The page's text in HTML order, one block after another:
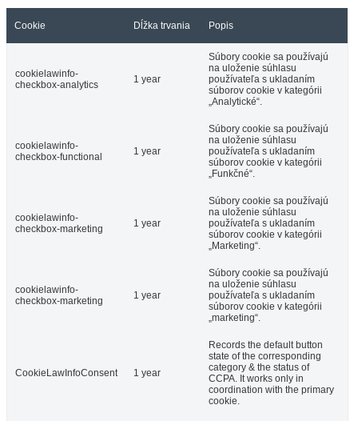
Cookie Dĺžka trvania Popis
cookielawinfo-
checkbox-analytics
1 year
Súbory cookie sa používajú
na uloženie súhlasu
používateľa s ukladaním
súborov cookie v kategórii
„Analytické“.
cookielawinfo-
checkbox-functional
1 year
Súbory cookie sa používajú
na uloženie súhlasu
používateľa s ukladaním
súborov cookie v kategórii
„Funkčné“.
cookielawinfo-
checkbox-marketing
1 year
Súbory cookie sa používajú
na uloženie súhlasu
používateľa s ukladaním
súborov cookie v kategórii
„Marketing“.
cookielawinfo-
checkbox-marketing
1 year
Súbory cookie sa používajú
na uloženie súhlasu
používateľa s ukladaním
súborov cookie v kategórii
„marketing“.
CookieLawInfoConsent 1 year
Records the default button
state of the corresponding
category & the status of
CCPA. It works only in
coordination with the primary
cookie.